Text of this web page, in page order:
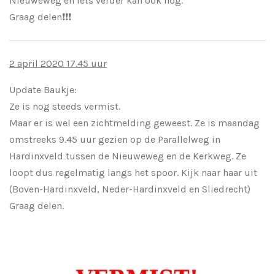
Graag delen❗️❗️❗️
2 april 2020 17.45 uur
Update Baukje:
Ze is nog steeds vermist.
Maar er is wel een zichtmelding geweest. Ze is maandag
omstreeks 9.45 uur gezien op de Parallelweg in
Hardinxveld tussen de Nieuweweg en de Kerkweg. Ze
loopt dus regelmatig langs het spoor. Kijk naar haar uit
(Boven-Hardinxveld, Neder-Hardinxveld en Sliedrecht)
Graag delen.